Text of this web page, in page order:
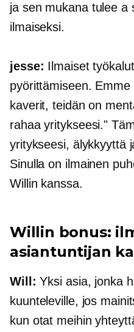
ja sen mukana tulee a
ilmaiseksi.
jesse: Ilmaiset
pyörittämiseen.
kaverit, teidän on
rahaa yritykseesi."
yritykseesi, älykkyyttä
Sinulla on ilmainen
Willin kanssa.
Willin bonus:
asiantuntijan
Will: Yksi asia, jonka
kuunteleville, jos
kun otat meihin